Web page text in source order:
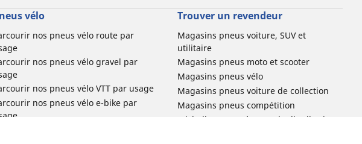
vélo
nos pneus vélo route par
nos pneus vélo gravel par
nos pneus vélo VTT par usage
nos pneus vélo e-bike par
Trouver un revendeur
Magasins pneus voiture, SUV et
utilitaire
Magasins pneus moto et scooter
Magasins pneus vélo
Magasins pneus voiture de collection
Magasins pneus compétition
Michelin et ses réseaux de distribution